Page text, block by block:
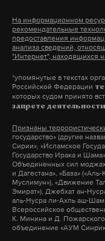
перестроится с
гражданскую.
Что еще думают
в регионе —
Вячеслав Гладков
областью с 2020
2026-го. Ранее
что ждет политика
интересен его
# губернатор #
На информационном
рекомендательные
предоставления
анализа сведений,
"Интернет", находящихся
*упомянутые в текстах
Российской Федерации
которых судом принято
запрете деятельности
Признаны
государство» (другие
Сирии», «Исламское
Государство Ирака и
Объединенных сил
и Дагестана», «База»
Муслимун»), «Движение
Эмират»), Джебхат ан-
аль-Нусра ли-Ахль аш-
Всероссийское
К. Минина и Д.
объединение «АУМ